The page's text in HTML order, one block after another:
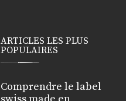
ARTICLES LES PLUS
POPULAIRES
Comprendre le label